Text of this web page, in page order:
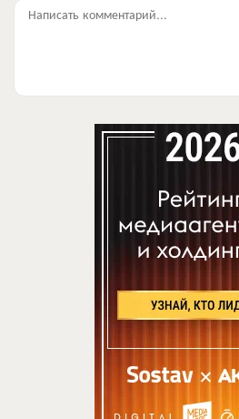
Написать комментарий...